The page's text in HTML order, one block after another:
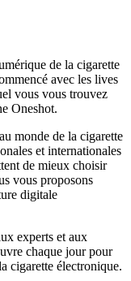
de la cigarette
avec les lives
vous vous trouvez
Oneshot.
monde de la cigarette
et internationales
de mieux choisir
vous proposons
digitale
experts et aux
chaque jour pour
cigarette électronique.